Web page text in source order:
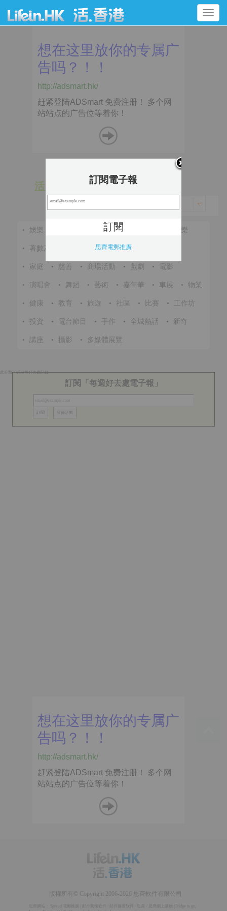
Toggle
navigation
活 動
• 娛樂 • 節慶 音樂
• 著數及優惠 • 體育 •
• 家庭 • 慈善 • 商場活動 • 戲劇 • 電影
• 演唱會 • 舞蹈 • 藝術 • 嘉年華 • 車展 • 物業
• 健康 • 教育 • 旅遊 • 社區 • 比賽 • 工作坊
• 投資 • 電台節目 • 手作 • 全城熱話 • 新奇
• 講座 • 攝影 • 多媒體展覽
此分類下近期無好去處記錄
訂閱「每週好去處電子報」
訂閱電子報
思齊電郵推廣
版權所有© Copyright 2006-2026 思齊軟件有限公司
Spread 電郵推廣